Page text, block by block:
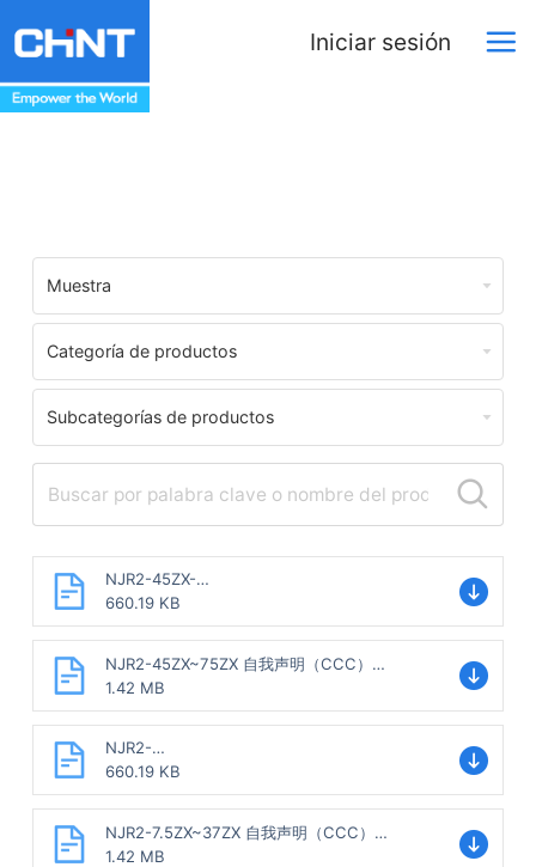
Iniciar sesión
Muestra
Categoría de productos
Subcategorías de productos
NJR2-45ZX-
75ZX_CQC2011010304459390_20201026.pdf.
crdownload
660.19 KB
NJR2-45ZX~75ZX 自我声明（CCC）
2020980304000972_202009.pdf.crdownload
1.42 MB
NJR2-
7.5ZX~37ZX_CQC2011010304459389_202110
26.pdf.crdownload
660.19 KB
NJR2-7.5ZX~37ZX 自我声明（CCC）
2020980304000971_202009.pdf.crdownload
1.42 MB